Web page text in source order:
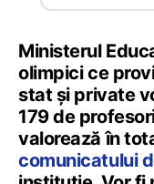
Ministerul
olimpici ce
stat și private
179 de
valorează în
comunicatului